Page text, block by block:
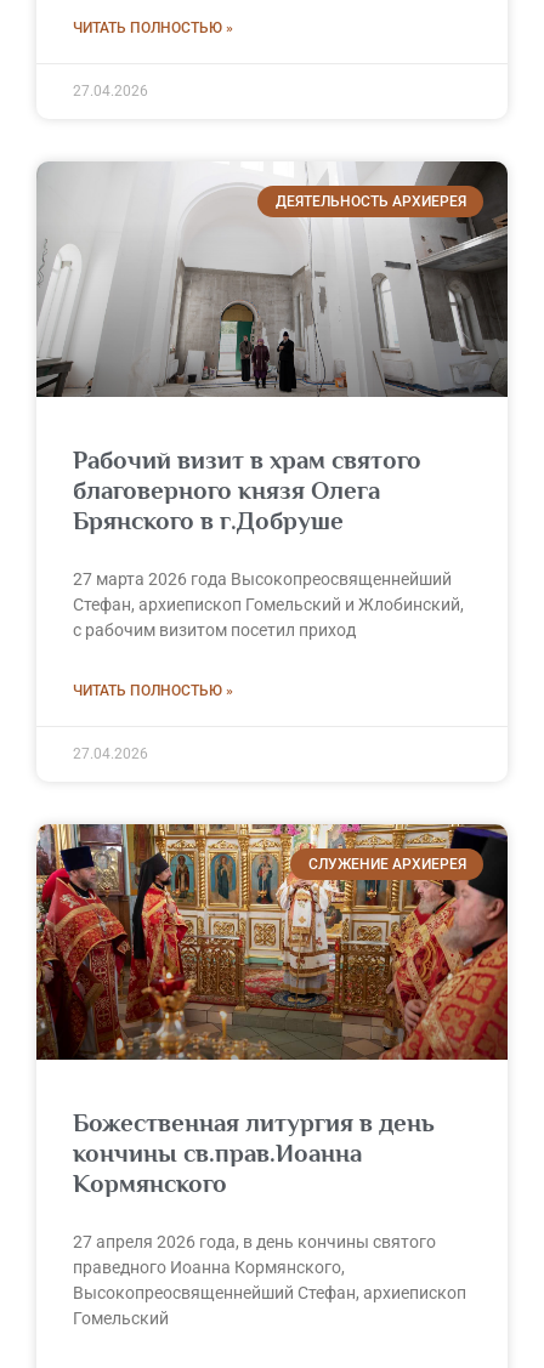
ЧИТАТЬ ПОЛНОСТЬЮ »
27.04.2026
ДЕЯТЕЛЬНОСТЬ АРХИЕРЕЯ
Рабочий визит в храм святого
благоверного князя Олега
Брянского в г.Добруше
27 марта 2026 года Высокопреосвященнейший
Стефан, архиепископ Гомельский и Жлобинский,
с рабочим визитом посетил приход
ЧИТАТЬ ПОЛНОСТЬЮ »
27.04.2026
СЛУЖЕНИЕ АРХИЕРЕЯ
Божественная литургия в день
кончины св.прав.Иоанна
Кормянского
27 апреля 2026 года, в день кончины святого
праведного Иоанна Кормянского,
Высокопреосвященнейший Стефан, архиепископ
Гомельский